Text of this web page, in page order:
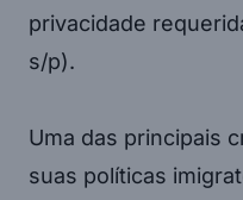
privacidade
s/p).
Uma das principais
suas políticas